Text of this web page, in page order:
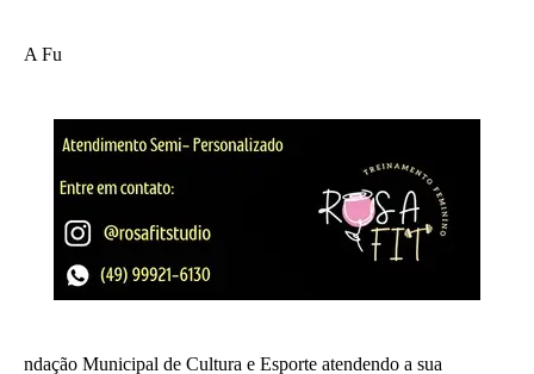
A Fu
ndação Municipal de Cultura e Esporte atendendo a sua